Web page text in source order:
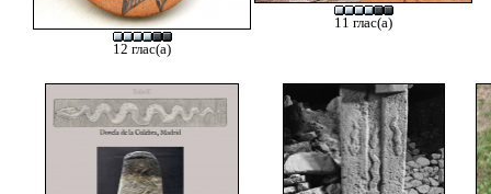
12 глас(а)
11 глас(а)